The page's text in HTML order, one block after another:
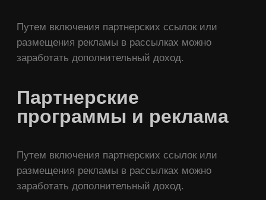
Путем включения партнерских ссылок или
размещения рекламы в рассылках можно
заработать дополнительный доход.
Партнерские
программы и реклама
Путем включения партнерских ссылок или
размещения рекламы в рассылках можно
заработать дополнительный доход.